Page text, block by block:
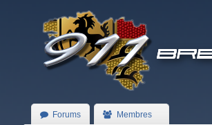
Forums Membres